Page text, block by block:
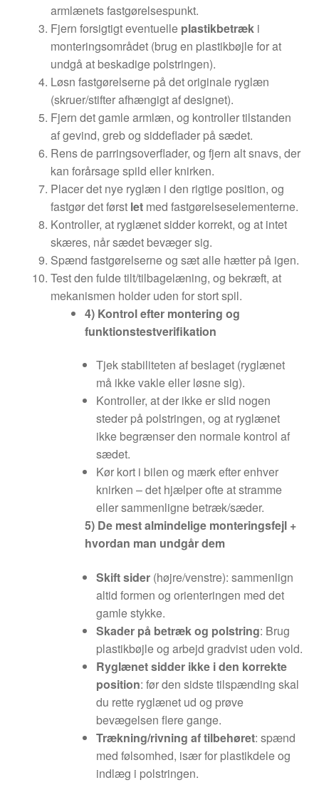
armlænets fastgørelsespunkt.
Fjern forsigtigt eventuelle plastikbetræki
monteringsområdet (brug en plastikbøjle for at
undgå at beskadige polstringen).
Løsn fastgørelserne på det originale ryglæn
(skruer/stifter afhængigt af designet).
Fjern det gamle armlæn, og kontroller tilstanden
af gevind, greb og siddeflader på sædet.
Rens de parringsoverflader, og fjern alt snavs, der
kan forårsage spild eller knirken.
Placer det nye ryglæn i den rigtige position, og
fastgør det først letmed fastgørelseselementerne.
Kontroller, at ryglænet sidder korrekt, og at intet
skæres, når sædet bevæger sig.
Spænd fastgørelserne og sæt alle hætter på igen.
Test den fulde tilt/tilbagelæning, og bekræft, at
mekanismen holder uden for stort spil.
4) Kontrol efter montering og
funktionstestverifikation
Tjek stabiliteten af beslaget (ryglænet
må ikke vakle eller løsne sig).
Kontroller, at der ikke er slid nogen
steder på polstringen, og at ryglænet
ikke begrænser den normale kontrol af
sædet.
Kør kort i bilen og mærk efter enhver
knirken – det hjælper ofte at stramme
eller sammenligne betræk/sæder.
5) De mest almindelige monteringsfejl +
hvordan man undgår dem
Skift sider(højre/venstre): sammenlign
altid formen og orienteringen med det
gamle stykke.
Skader på betræk og polstring: Brug
plastikbøjle og arbejd gradvist uden vold.
Ryglænet sidder ikke i den korrekte
position: før den sidste tilspænding skal
du rette ryglænet ud og prøve
bevægelsen flere gange.
Trækning/rivning af tilbehøret: spænd
med følsomhed, især for plastikdele og
indlæg i polstringen.